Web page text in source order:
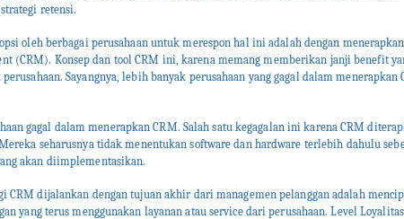
retensi.
oleh berbagai perusahaan untuk merespon hal ini adalah dengan menerapkan
(CRM). Konsep dan tool CRM ini, karena memang memberikan janji benefit
Sayangnya, lebih banyak perusahaan yang gagal dalam menerapkan
gagal dalam menerapkan CRM. Salah satu kegagalan ini karena CRM
seharusnya tidak menentukan software dan hardware terlebih dahulu
akan diimplementasikan.
CRM dijalankan dengan tujuan akhir dari managemen pelanggan adalah
yang terus menggunakan layanan atau service dari perusahaan. Level Loyalitas